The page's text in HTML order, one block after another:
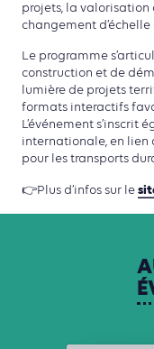
projets, la
changement d’échelle
Le programme
construction et de
lumière de projets
formats interactifs
L’événement
internationale, en lien
pour les transports
👉Plus d’infos sur le